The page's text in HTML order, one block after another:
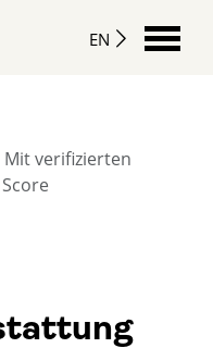
EN
Mit verifizierten